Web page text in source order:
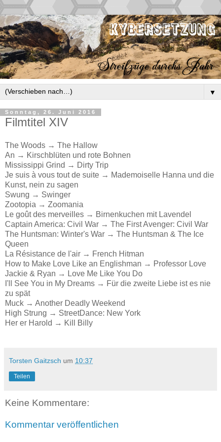
▼
Sonntag, 26. Juni 2016
Filmtitel XIV
The Woods → The Hallow
An → Kirschblüten und rote Bohnen
Mississippi Grind → Dirty Trip
Je suis à vous tout de suite → Mademoiselle Hanna und die
Kunst, nein zu sagen
Swung → Swinger
Zootopia → Zoomania
Le goût des merveilles → Birnenkuchen mit Lavendel
Captain America: Civil War → The First Avenger: Civil War
The Huntsman: Winter's War → The Huntsman & The Ice
Queen
La Résistance de l'air → French Hitman
How to Make Love Like an Englishman → Professor Love
Jackie & Ryan → Love Me Like You Do
I'll See You in My Dreams → Für die zweite Liebe ist es nie
zu spät
Muck → Another Deadly Weekend
High Strung → StreetDance: New York
Her er Harold → Kill Billy
Torsten Gaitzsch um 10:37
Teilen
Keine Kommentare:
Kommentar veröffentlichen